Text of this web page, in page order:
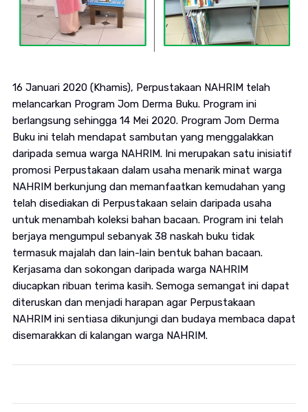
16 Januari 2020 (Khamis), Perpustakaan NAHRIM telah
melancarkan Program Jom Derma Buku. Program ini
berlangsung sehingga 14 Mei 2020. Program Jom Derma
Buku ini telah mendapat sambutan yang menggalakkan
daripada semua warga NAHRIM. Ini merupakan satu inisiatif
promosi Perpustakaan dalam usaha menarik minat warga
NAHRIM berkunjung dan memanfaatkan kemudahan yang
telah disediakan di Perpustakaan selain daripada usaha
untuk menambah koleksi bahan bacaan. Program ini telah
berjaya mengumpul sebanyak 38 naskah buku tidak
termasuk majalah dan lain-lain bentuk bahan bacaan.
Kerjasama dan sokongan daripada warga NAHRIM
diucapkan ribuan terima kasih. Semoga semangat ini dapat
diteruskan dan menjadi harapan agar Perpustakaan
NAHRIM ini sentiasa dikunjungi dan budaya membaca dapat
disemarakkan di kalangan warga NAHRIM.